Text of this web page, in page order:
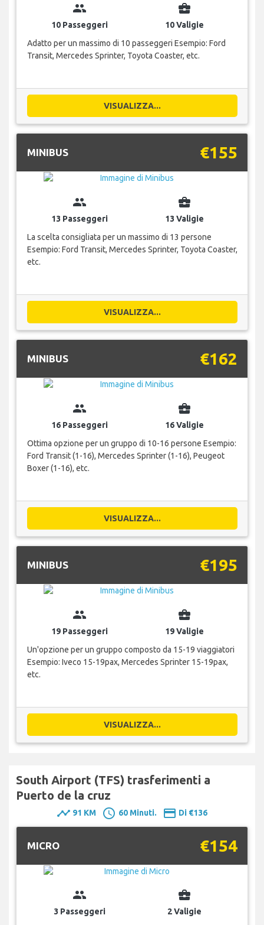
group
10 Passeggeri
business_center
10 Valigie
Adatto per un massimo di 10 passeggeri Esempio: Ford
Transit, Mercedes Sprinter, Toyota Coaster, etc.
VISUALIZZA...
MINIBUS €155
group
13 Passeggeri
business_center
13 Valigie
La scelta consigliata per un massimo di 13 persone
Esempio: Ford Transit, Mercedes Sprinter, Toyota Coaster,
etc.
VISUALIZZA...
MINIBUS €162
group
16 Passeggeri
business_center
16 Valigie
Ottima opzione per un gruppo di 10-16 persone Esempio:
Ford Transit (1-16), Mercedes Sprinter (1-16), Peugeot
Boxer (1-16), etc.
VISUALIZZA...
MINIBUS €195
group
19 Passeggeri
business_center
19 Valigie
Un'opzione per un gruppo composto da 15-19 viaggiatori
Esempio: Iveco 15-19pax, Mercedes Sprinter 15-19pax,
etc.
VISUALIZZA...
South Airport (TFS) trasferimenti a
Puerto de la cruz
timeline 91 KM schedule 60 Minuti. payment Di €136
MICRO €154
group
3 Passeggeri
business_center
2 Valigie